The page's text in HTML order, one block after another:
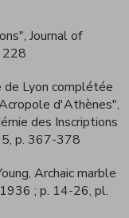
Journal of
228
de Lyon complétée
d'Athènes",
des Inscriptions
p. 367-378
Archaic marble
1936; p. 14-26, pl.